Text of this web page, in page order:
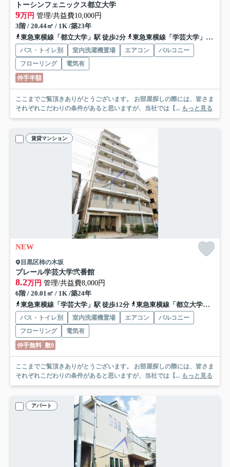
トーシンフェニックス都立大学
9万円 管理/共益費10,000円
3階 / 20.44㎡ / 1K /築23年
東急東横線「都立大学」駅 徒歩2分
東急東横線「学芸大学」駅 徒歩18分
バス・トイレ別 室内洗濯機置場 エアコン
バルコニー
フローリング
電気有
仲手半額
ここまでご覧頂きありがとうございます。 お部屋探しの際には、皆さま
それぞれこだわりの条件があると思いますが、当社では【... もっと見る
賃貸マンション
NEW
目黒区柿の木坂
プレール学芸大学弐番館
8.2万円 管理/共益費8,000円
6階 / 20.01㎡ / 1K /築24年
東急東横線「学芸大学」駅 徒歩12分
東急東横線「都立大学」駅 徒歩16分
バス・トイレ別 室内洗濯機置場 エアコン
バルコニー
フローリング
電気有
仲手無料 敷0
ここまでご覧頂きありがとうございます。 お部屋探しの際には、皆さま
それぞれこだわりの条件があると思いますが、当社では【... もっと見る
アパート